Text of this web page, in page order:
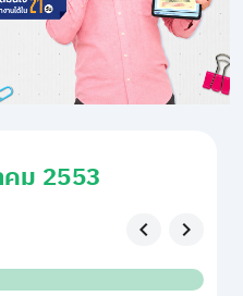
คม 2553